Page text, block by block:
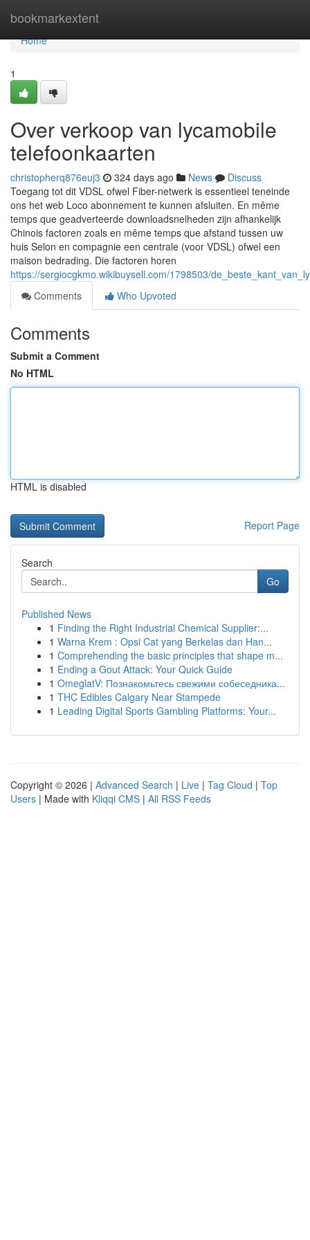
bookmarkextent
Home
Home
1
Over verkoop van lycamobile
telefoonkaarten
christopherq876euj3 324 days ago News
Discuss
Toegang tot dit VDSL ofwel Fiber-netwerk is essentieel teneinde
ons het web Loco abonnement te kunnen afsluiten. En même
temps que geadverteerde downloadsnelheden zijn afhankelijk
Chinois factoren zoals en même temps que afstand tussen uw
huis Selon en compagnie een centrale (voor VDSL) ofwel een
maison bedrading. Die factoren horen
https://sergiocgkmo.wikibuysell.com/1798503/
Comments
Who Upvoted
Comments
Submit a Comment
No HTML
HTML is disabled
Report Page
Search
Go
Published News
1 Finding the Right Industrial Chemical Supplier:...
1 Warna Krem : Opsi Cat yang Berkelas dan Han...
1 Comprehending the basic principles that shape m...
1 Ending a Gout Attack: Your Quick Guide
1 OmeglatV: Познакомьтесь свежими собеседника...
1 THC Edibles Calgary Near Stampede
1 Leading Digital Sports Gambling Platforms: Your...
Copyright © 2026 | Advanced Search | Live | Tag Cloud | Top
Users | Made with Kliqqi CMS | All RSS Feeds